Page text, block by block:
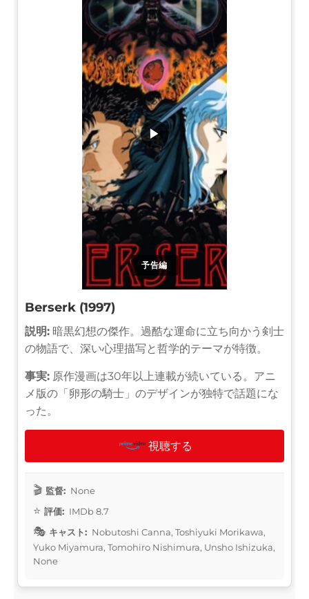
予告編
▶
Berserk (1997)
説明: 暗黒幻想の傑作。過酷な運命に立ち向かう剣士
の物語で、深い心理描写と哲学的テーマが特徴。
事実: 原作漫画は30年以上連載が続いている。アニ
メ版の「卵形の騎士」のデザインが独特で話題にな
った。
視聴する
監督: None
評価: IMDb 8.7
キャスト: Nobutoshi Canna, Toshiyuki Morikawa,
Yuko Miyamura, Tomohiro Nishimura, Unsho Ishizuka,
None